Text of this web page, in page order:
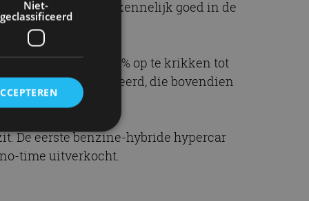
McLaren vallen kennelijk goed in de
productie met 75% op te krikken tot
modellen gelanceerd, die bovendien
De eerste benzine-hybride hypercar
time uitverkocht.
Niet-
geclassificeerd